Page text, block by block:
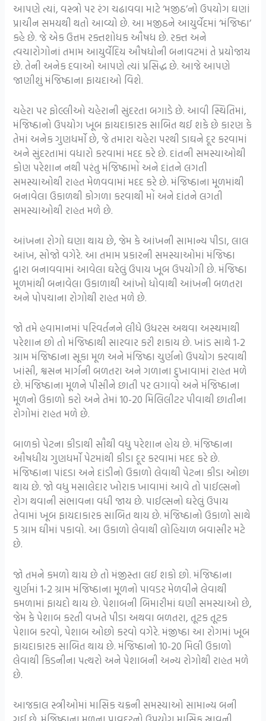
આપણે ત્યાં, વસ્ત્રો પર રંગ ચઢાવવા માટે ‘મજીઠ’નો ઉપયોગ ઘણાં
પ્રાચીન સમયથી થતો આવ્યો છે. આ મજીઠને આયુર્વેદમાં ‘મંજિષ્ઠા’
કહે છે. જે એક ઉત્તમ રક્તશોધક ઔષધ છે. રક્ત અને
ત્વચારોગોનાં તમામ આયુર્વેદિય ઔષધોની બનાવટમાં તે પ્રયોજાય
છે. તેની અનેક દવાઓ આપણે ત્યાં પ્રસિદ્ધ છે. આજે આપણે
જાણીશું મંજિષ્ઠાના ફાયદાઓ વિશે.
ચહેરા પર ફોલ્લીઓ ચહેરાની સુંદરતા બગાડે છે. આવી સ્થિતિમાં,
મંજિષ્ઠાનો ઉપયોગ ખૂબ ફાયદાકારક સાબિત થઈ શકે છે કારણ કે
તેમાં અનેક ગુણધર્મો છે, જે તમારા ચહેરા પરથી ડાઘને દૂર કરવામાં
અને સુંદરતામાં વધારો કરવામાં મદદ કરે છે. દાંતની સમસ્યાઓથી
કોણ પરેશાન નથી પરંતુ મંજિષ્ઠામોં અને દાંતને લગતી
સમસ્યાઓથી રાહત મેળવવામાં મદદ કરે છે. મંજિષ્ઠાના મૂળમાંથી
બનાવેલા ઉકાળથી કોગળા કરવાથી મોં અને દાંતને લગતી
સમસ્યાઓથી રાહત મળે છે.
આંખના રોગો ઘણા થાય છે, જેમ કે આંખની સામાન્ય પીડા, લાલ
આંખ, સોજો વગેરે. આ તમામ પ્રકારની સમસ્યાઓમાં મંજિષ્ઠા
દ્વારા બનાવવામાં આવેલા ઘરેલું ઉપાય ખૂબ ઉપયોગી છે. મંજિષ્ઠા
મૂળમાંથી બનાવેલા ઉકાળાથી આંખો ધોવાથી આંખની બળતરા
અને પોપચાના રોગોથી રાહત મળે છે.
જો તમે હવામાનમાં પરિવર્તનને લીધે ઉધરસ અથવા અસ્થમાથી
પરેશાન છો તો મંજિષ્ઠાથી સારવાર કરી શકાય છે. ખાંડ સાથે 1-2
ગ્રામ મંજિષ્ઠાના સૂકા મૂળ અને મંજિષ્ઠા ચુર્ણનો ઉપયોગ કરવાથી
ખાંસી, શ્વસન માર્ગની બળતરા અને ગળાના દુખાવામાં રાહત મળે
છે. મંજિષ્ઠાના મૂળને પીસીને છાતી પર લગાવો અને મંજિષ્ઠાના
મૂળનો ઉકાળો કરો અને તેમાં 10-20 મિલિલીટર પીવાથી છાતીના
રોગોમાં રાહત મળે છે.
બાળકો પેટના કીડાથી સૌથી વધુ પરેશાન હોય છે. મંજિષ્ઠાના
ઔષધીય ગુણધર્મો પેટમાંથી કીડા દૂર કરવામાં મદદ કરે છે.
મંજિષ્ઠાના પાંદડા અને દાંડીનો ઉકાળો લેવાથી પેટના કીડા ઓછા
થાય છે. જો વધુ મસાલેદાર ખોરાક ખાવામાં આવે તો પાઈલ્સનો
રોગ થવાની સંભાવના વધી જાય છે. પાઈલ્સનો ઘરેલું ઉપાય
તેવામાં ખૂબ ફાયદાકારક સાબિત થાય છે. મંજિષ્ઠાનો ઉકાળો સાથે
5 ગ્રામ ઘીમાં પકાવો. આ ઉકાળો લેવાથી લોહિયાળ બવાસીર મટે
છે.
જો તમને કમળો થાય છે તો મંજીસ્તા લઈ શકો છો. મંજિષ્ઠાના
ચુર્ણમાં 1-2 ગ્રામ મંજિષ્ઠાના મૂળનો પાવડર મેળવીને લેવાથી
કમળામાં ફાયદો થાય છે. પેશાબની બિમારીમાં ઘણી સમસ્યાઓ છે,
જેમ કે પેશાબ કરતી વખતે પીડા અથવા બળતરા, તૂટક તૂટક
પેશાબ કરવો, પેશાબ ઓછો કરવો વગેરે. મંજીષ્ઠા આ રોગમાં ખૂબ
ફાયદાકારક સાબિત થાય છે. મંજિષ્ઠાનો 10-20 મિલી ઉકાળો
લેવાથી કિડનીના પત્થરો અને પેશાબની અન્ય રોગોથી રાહત મળે
છે.
આજકાલ સ્ત્રીઓમાં માસિક ચક્રની સમસ્યાઓ સામાન્ય બની